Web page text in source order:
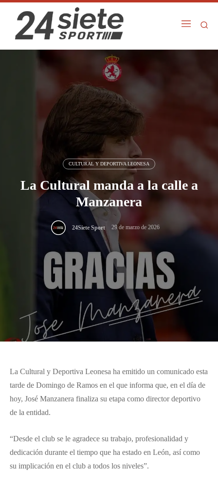
CULTURAL Y DEPORTIVA LEONESA
La Cultural manda a la calle a
Manzanera
24Siete Sport 29 de marzo de 2026
La Cultural y Deportiva Leonesa ha emitido un comunicado esta
tarde de Domingo de Ramos en el que informa que, en el día de
hoy, José Manzanera finaliza su etapa como director deportivo
de la entidad.
“Desde el club se le agradece su trabajo, profesionalidad y
dedicación durante el tiempo que ha estado en León, así como
su implicación en el club a todos los niveles”.